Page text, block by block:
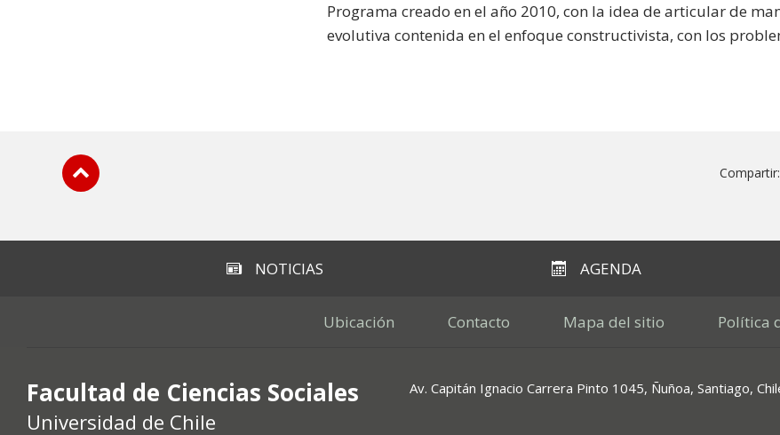
Programa creado en el año 2010, con la idea de articular de
evolutiva contenida en el enfoque constructivista, con los
Compartir:
NOTICIAS AGENDA
Ubicación Contacto Mapa del sitio Política
Facultad de Ciencias Sociales
Universidad de Chile
Av. Capitán Ignacio Carrera Pinto 1045, Ñuñoa, Santiago,